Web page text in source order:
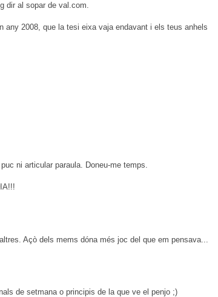
dir al sopar de val.com.
any 2008, que la tesi eixa vaja endavant i els teus anhels
ni articular paraula. Doneu-me temps.
Açò dels mems dóna més joc del que em pensava...
de setmana o principis de la que ve el penjo ;)